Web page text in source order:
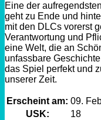
Eine der
geht zu Ende und
mit den DLCs vorerst
Verantwortung und
eine Welt, die an
unfassbare
das Spiel perfekt und
unserer Zeit.
Erscheint am: 09.
USK:
18